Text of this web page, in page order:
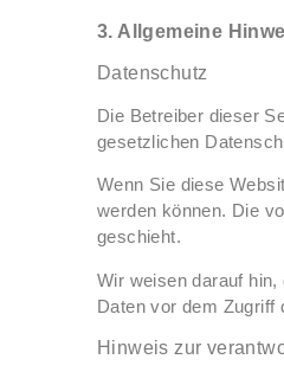
3. Allgemeine
Datenschutz
Die Betreiber dieser
gesetzlichen
Wenn Sie diese
werden können. Die
geschieht.
Wir weisen darauf
Daten vor dem Zugriff
Hinweis zur